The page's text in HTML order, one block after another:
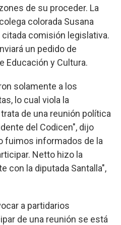
de su proceder. La
colorada Susana
citada comisión legislativa.
un pedido de
Educación y Cultura.
solamente a los
lo cual viola la
de una reunión política
del Codicen", dijo
fuimos informados de la
Netto hizo la
con la diputada Santalla",
a partidarios
de una reunión se está